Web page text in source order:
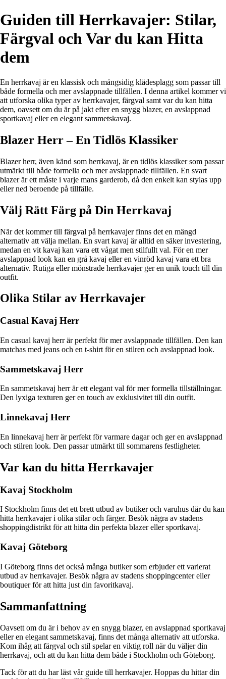
Guiden till Herrkavajer: Stilar,
Färgval och Var du kan Hitta
dem
En herrkavaj är en klassisk och mångsidig klädesplagg som passar till
både formella och mer avslappnade tillfällen. I denna artikel kommer vi
att utforska olika typer av herrkavajer, färgval samt var du kan hitta
dem, oavsett om du är på jakt efter en snygg blazer, en avslappnad
sportkavaj eller en elegant sammetskavaj.
Blazer Herr – En Tidlös Klassiker
Blazer herr, även känd som herrkavaj, är en tidlös klassiker som passar
utmärkt till både formella och mer avslappnade tillfällen. En svart
blazer är ett måste i varje mans garderob, då den enkelt kan stylas upp
eller ned beroende på tillfälle.
Välj Rätt Färg på Din Herrkavaj
När det kommer till färgval på herrkavajer finns det en mängd
alternativ att välja mellan. En svart kavaj är alltid en säker investering,
medan en vit kavaj kan vara ett vågat men stilfullt val. För en mer
avslappnad look kan en grå kavaj eller en vinröd kavaj vara ett bra
alternativ. Rutiga eller mönstrade herrkavajer ger en unik touch till din
outfit.
Olika Stilar av Herrkavajer
Casual Kavaj Herr
En casual kavaj herr är perfekt för mer avslappnade tillfällen. Den kan
matchas med jeans och en t-shirt för en stilren och avslappnad look.
Sammetskavaj Herr
En sammetskavaj herr är ett elegant val för mer formella tillställningar.
Den lyxiga texturen ger en touch av exklusivitet till din outfit.
Linnekavaj Herr
En linnekavaj herr är perfekt för varmare dagar och ger en avslappnad
och stilren look. Den passar utmärkt till sommarens festligheter.
Var kan du hitta Herrkavajer
Kavaj Stockholm
I Stockholm finns det ett brett utbud av butiker och varuhus där du kan
hitta herrkavajer i olika stilar och färger. Besök några av stadens
shoppingdistrikt för att hitta din perfekta blazer eller sportkavaj.
Kavaj Göteborg
I Göteborg finns det också många butiker som erbjuder ett varierat
utbud av herrkavajer. Besök några av stadens shoppingcenter eller
boutiquer för att hitta just din favoritkavaj.
Sammanfattning
Oavsett om du är i behov av en snygg blazer, en avslappnad sportkavaj
eller en elegant sammetskavaj, finns det många alternativ att utforska.
Kom ihåg att färgval och stil spelar en viktig roll när du väljer din
herrkavaj, och att du kan hitta dem både i Stockholm och Göteborg.
Tack för att du har läst vår guide till herrkavajer. Hoppas du hittar din